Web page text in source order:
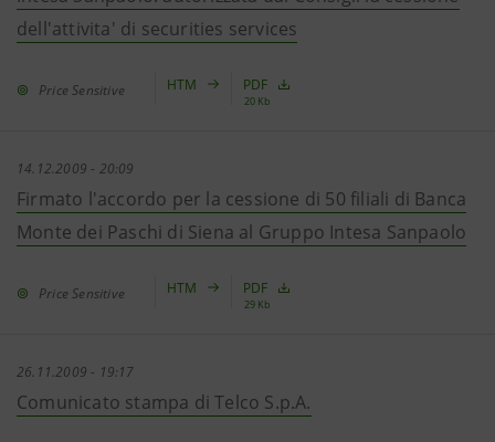
dell'attivita' di securities services
Price Sensitive HTM PDF
20 Kb
14.12.2009 - 20:09
Firmato l'accordo per la cessione di 50 filiali di Banca
Monte dei Paschi di Siena al Gruppo Intesa Sanpaolo
Price Sensitive HTM PDF
29 Kb
26.11.2009 - 19:17
Comunicato stampa di Telco S.p.A.